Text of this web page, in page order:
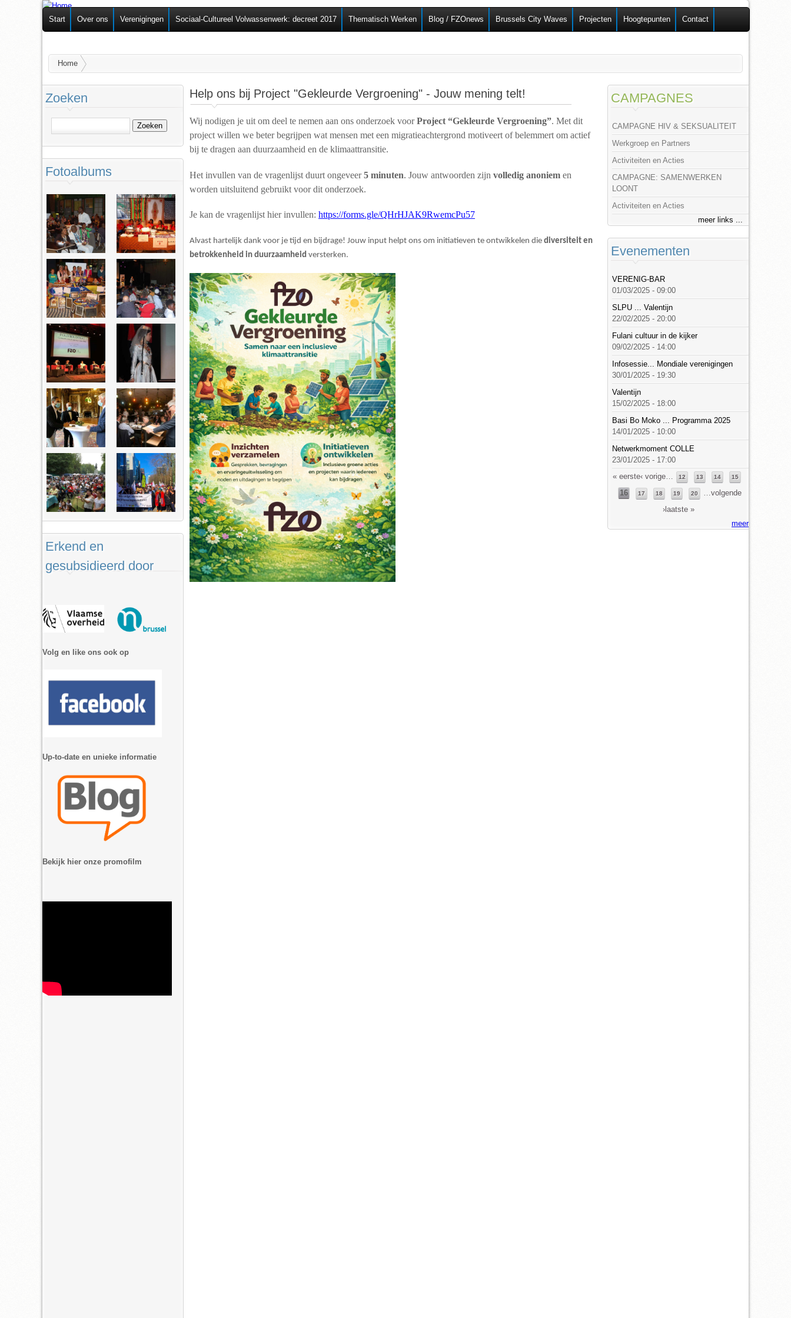
Overslaan en naar de
algemene inhoud gaan
Federatie van
Zelforganisaties
Start Over ons Verenigingen Sociaal-Cultureel Volwassenwerk: decreet 2017 Thematisch Werken Blog / FZOnews Brussels City Waves Projecten Hoogtepunten Contact
U bent hier
Home
Help ons bij Project "Gekleurde Vergroening" - Jouw mening telt!
Wij nodigen je uit om deel te nemen aan ons onderzoek voorProject “Gekleurde Vergroening”. Met dit
project willen we beter begrijpen wat mensen met een migratieachtergrond motiveert of belemmert om actief
bij te dragen aan duurzaamheid en de klimaattransitie.
Het invullen van de vragenlijst duurt ongeveer5 minuten. Jouw antwoorden zijn volledig anoniem en
worden uitsluitend gebruikt voor dit onderzoek.
Je kan de vragenlijst hier invullen: https://forms.gle/QHrHJAK9RwemcPu57
Alvast hartelijk dank voor je tijd en bijdrage! Jouw input helpt ons om initiatieven te ontwikkelen die diversiteit en
betrokkenheid in duurzaamheid versterken.
Zoeken
Fotoalbums
Erkend en
gesubsidieerd door
Volg en like ons ook op
Up-to-date en unieke informatie
Bekijk hier onze promofilm
CAMPAGNES
CAMPAGNE HIV & SEKSUALITEIT
Werkgroep en Partners
Activiteiten en Acties
CAMPAGNE: SAMENWERKEN
LOONT
Activiteiten en Acties
meer links ...
Evenementen
VERENIG-BAR
01/03/2025 - 09:00
SLPU ... Valentijn
22/02/2025 - 20:00
Fulani cultuur in de kijker
09/02/2025 - 14:00
Infosessie... Mondiale verenigingen
30/01/2025 - 19:30
Valentijn
15/02/2025 - 18:00
Basi Bo Moko ... Programma 2025
14/01/2025 - 10:00
Netwerkmoment COLLE
23/01/2025 - 17:00
Pagina's
« eerste‹ vorige… 12 13 14 15
16 17 18 19 20 …volgende
›laatste »
meer